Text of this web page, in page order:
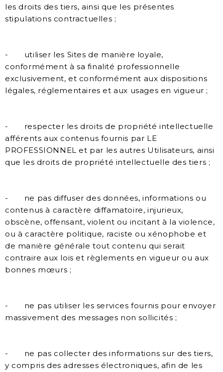
les droits des tiers, ainsi que les présentes
stipulations contractuelles ;
- utiliser les Sites de manière loyale,
conformément à sa finalité professionnelle
exclusivement, et conformément aux dispositions
légales, réglementaires et aux usages en vigueur ;
- respecter les droits de propriété intellectuelle
afférents aux contenus fournis par LE
PROFESSIONNEL et par les autres Utilisateurs, ainsi
que les droits de propriété intellectuelle des tiers ;
- ne pas diffuser des données, informations ou
contenus à caractère diffamatoire, injurieux,
obscène, offensant, violent ou incitant à la violence,
ou à caractère politique, raciste ou xénophobe et
de manière générale tout contenu qui serait
contraire aux lois et règlements en vigueur ou aux
bonnes mœurs ;
- ne pas utiliser les services fournis pour envoyer
massivement des messages non sollicités ;
- ne pas collecter des informations sur des tiers,
y compris des adresses électroniques, afin de les